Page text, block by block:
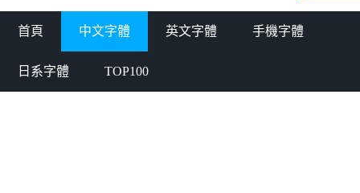
首頁 中文字體 英文字體 手機字體
日系字體 TOP100